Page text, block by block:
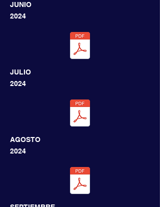
JUNIO
2024
JULIO
2024
AGOSTO
2024